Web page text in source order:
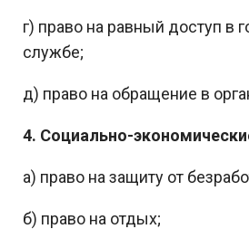
г) право на равный доступ в
службе;
д) право на обращение в
4. Социально-
а) право на защиту от
б) право на отдых;